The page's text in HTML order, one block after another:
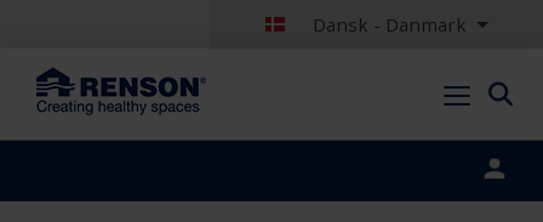
Dansk - Danmark